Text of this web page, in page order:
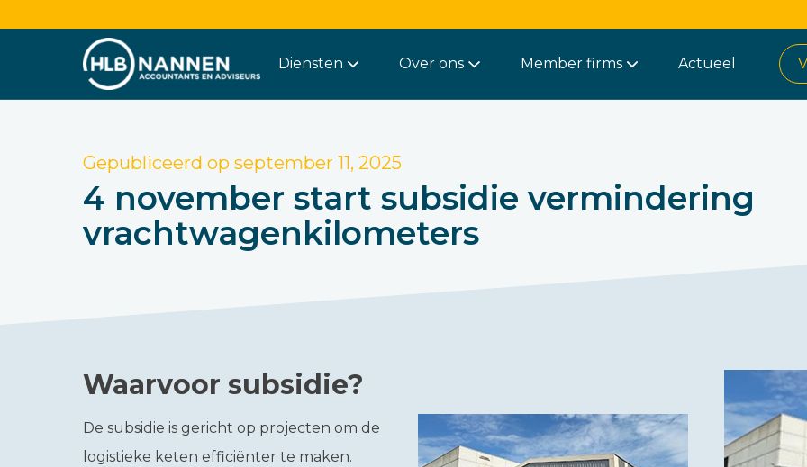
Diensten Over ons Member firms Actueel
Gepubliceerd op september 11, 2025
4 november start subsidie vermindering
vrachtwagenkilometers
Waarvoor subsidie?
De subsidie is gericht op projecten om de
logistieke keten efficiënter te maken.